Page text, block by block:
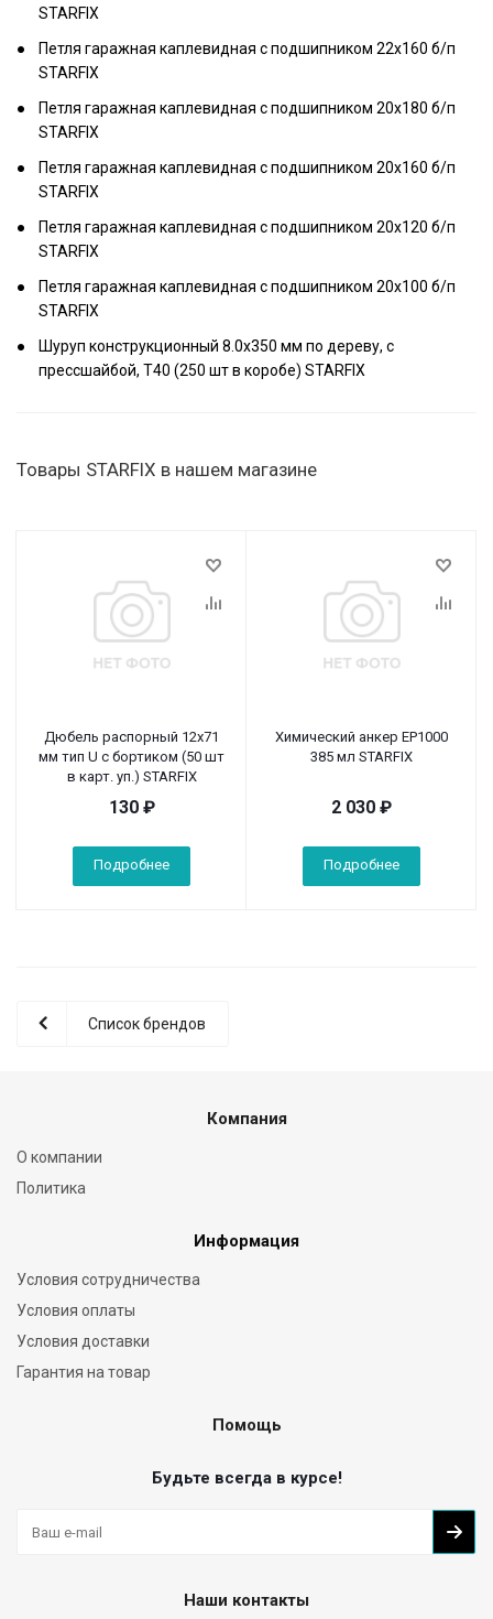
STARFIX
Петля гаражная каплевидная с подшипником 22х160 б/п
STARFIX
Петля гаражная каплевидная с подшипником 20х180 б/п
STARFIX
Петля гаражная каплевидная с подшипником 20х160 б/п
STARFIX
Петля гаражная каплевидная с подшипником 20х120 б/п
STARFIX
Петля гаражная каплевидная с подшипником 20х100 б/п
STARFIX
Шуруп конструкционный 8.0х350 мм по дереву, с
прессшайбой, T40 (250 шт в коробе) STARFIX
Товары STARFIX в нашем магазине
Дюбель распорный 12х71
мм тип U с бортиком (50 шт
в карт. уп.) STARFIX
130₽
Подробнее
Химический анкер EP1000
385 мл STARFIX
2 030 ₽
Подробнее
Список брендов
Компания
О компании
Политика
Информация
Условия сотрудничества
Условия оплаты
Условия доставки
Гарантия на товар
Помощь
Будьте всегда в курсе!
Наши контакты